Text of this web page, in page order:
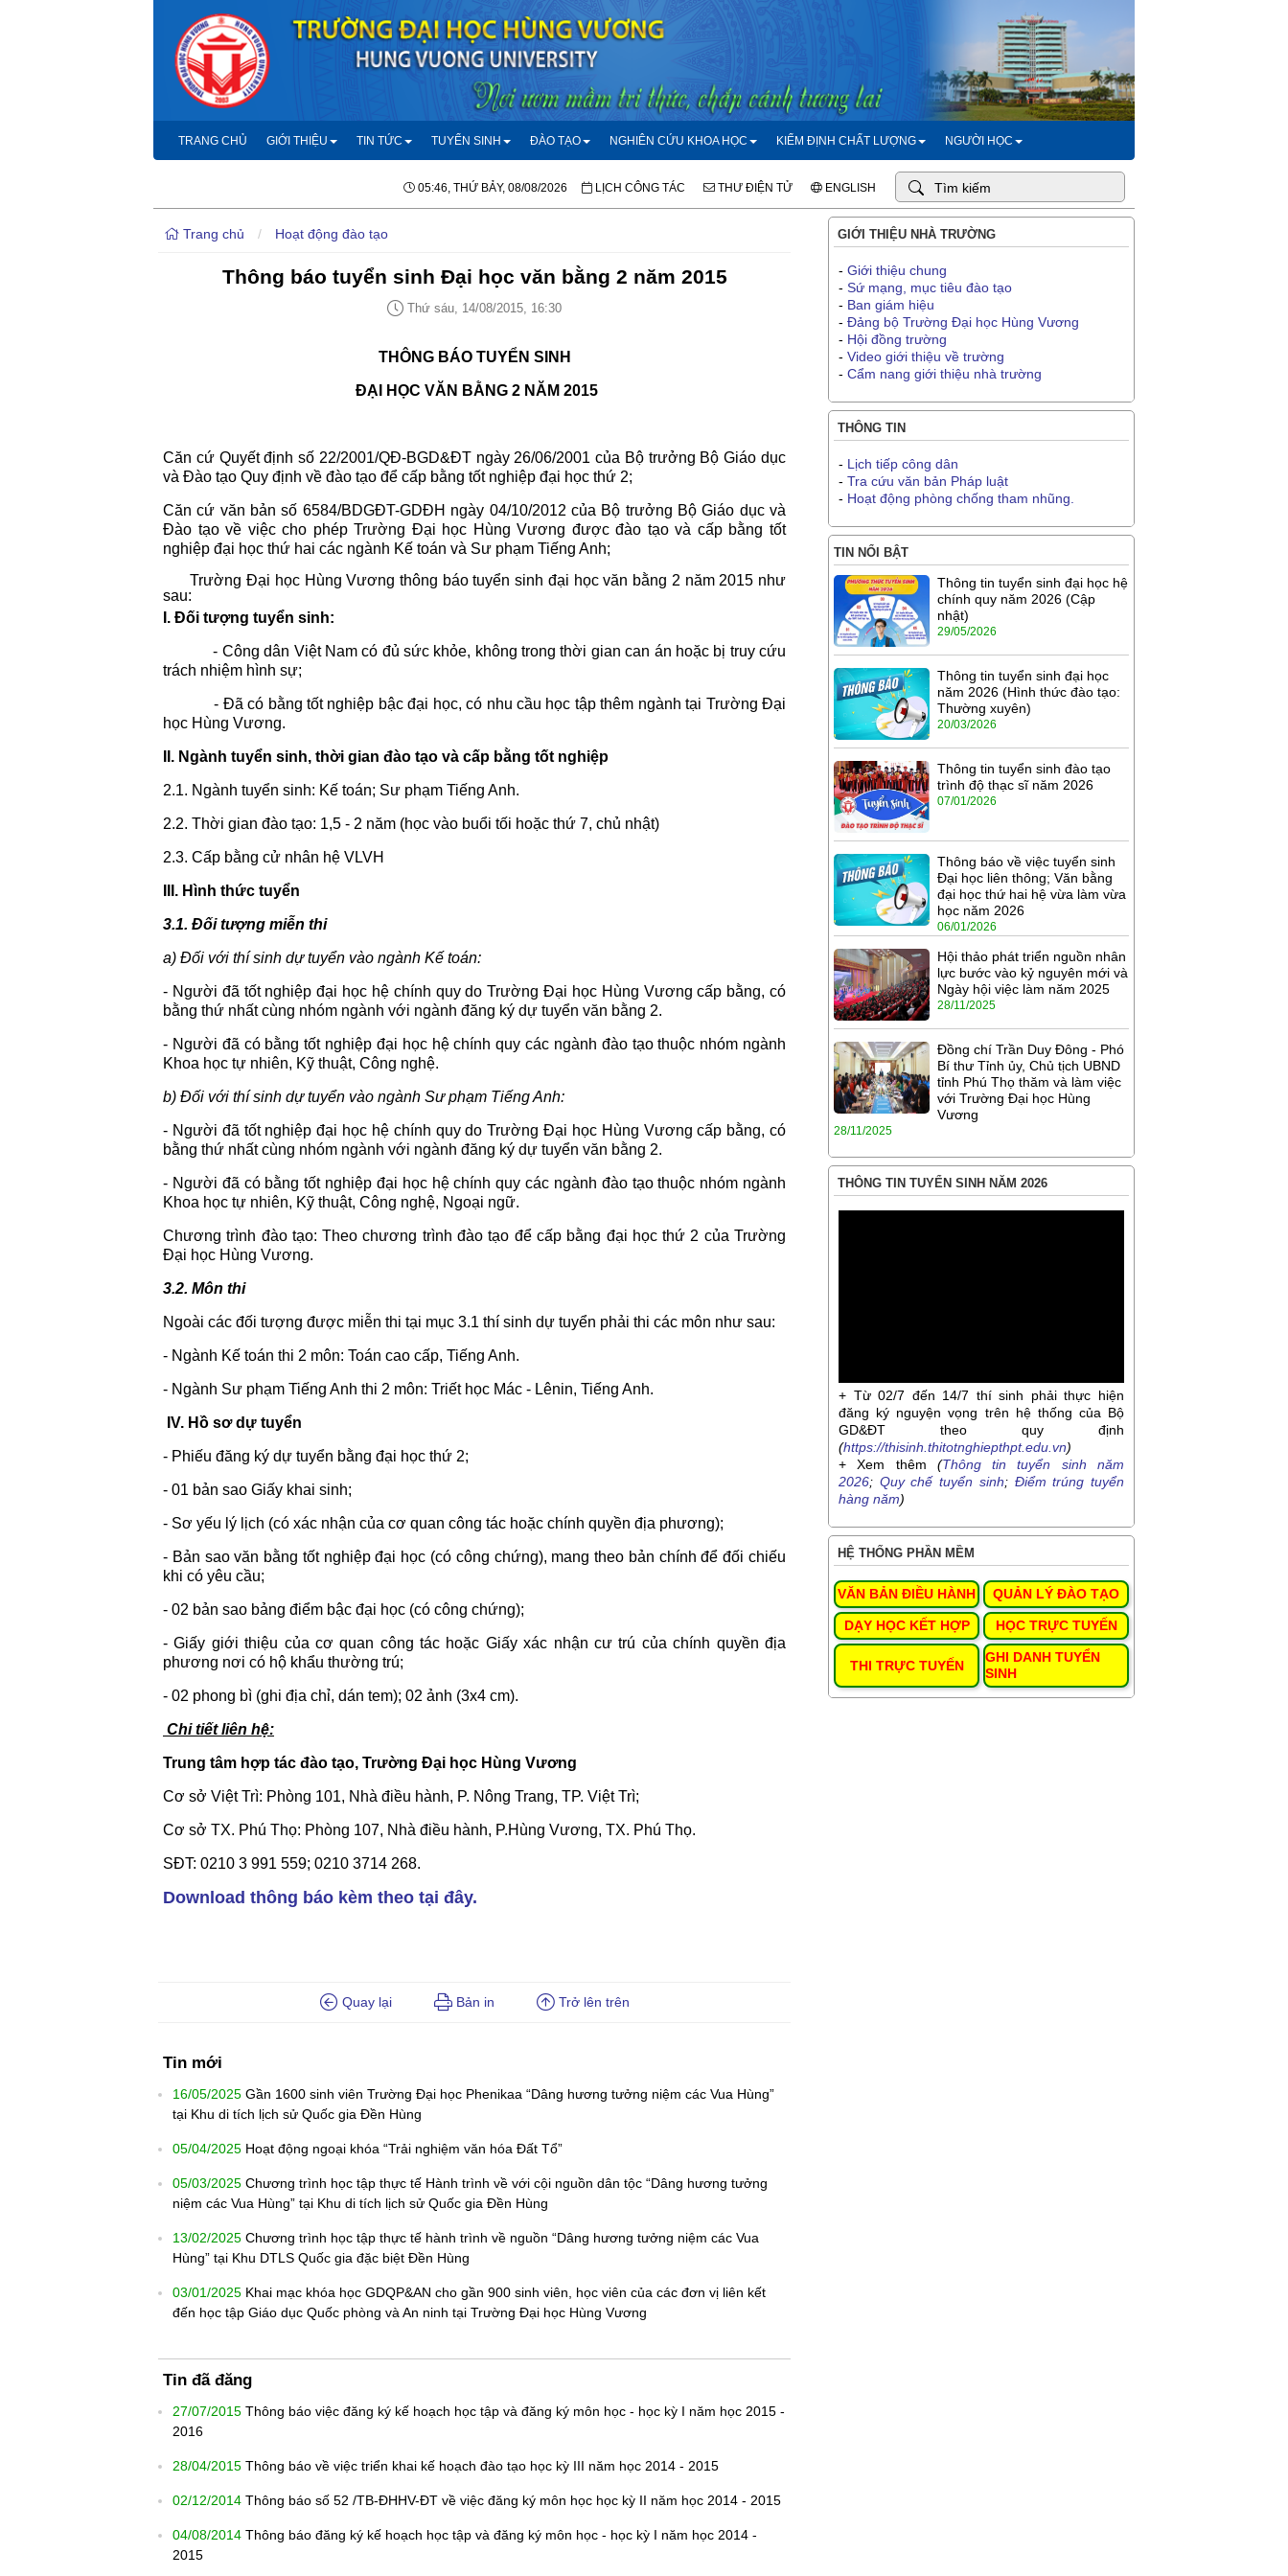
TRANG CHỦ GIỚI THIỆU TIN TỨC TUYỂN SINH ĐÀO TẠO NGHIÊN CỨU KHOA HỌC KIỂM ĐỊNH CHẤT LƯỢNG NGƯỜI HỌC
05:46, THỨ BẢY, 08/08/2026 LỊCH CÔNG TÁC THƯ ĐIỆN TỬ ENGLISH
Trang chủ / Hoạt động đào tạo
Thông báo tuyển sinh Đại học văn bằng 2 năm 2015
Thứ sáu, 14/08/2015, 16:30
THÔNG BÁO TUYỂN SINH
ĐẠI HỌC VĂN BẰNG 2 NĂM 2015
Căn cứ Quyết định số 22/2001/QĐ-BGD&ĐT ngày 26/06/2001 của Bộ trưởng Bộ Giáo dục
và Đào tạo Quy định về đào tạo để cấp bằng tốt nghiệp đại học thứ 2;
Căn cứ văn bản số 6584/BDGĐT-GDĐH ngày 04/10/2012 của Bộ trưởng Bộ Giáo dục và
Đào tạo về việc cho phép Trường Đại học Hùng Vương được đào tạo và cấp bằng tốt
nghiệp đại học thứ hai các ngành Kế toán và Sư phạm Tiếng Anh;
Trường Đại học Hùng Vương thông báo tuyển sinh đại học văn bằng 2 năm 2015 như
sau:
I. Đối tượng tuyển sinh:
- Công dân Việt Nam có đủ sức khỏe, không trong thời gian can án hoặc bị truy cứu
trách nhiệm hình sự;
- Đã có bằng tốt nghiệp bậc đại học, có nhu cầu học tập thêm ngành tại Trường Đại
học Hùng Vương.
II. Ngành tuyển sinh, thời gian đào tạo và cấp bằng tốt nghiệp
2.1. Ngành tuyển sinh: Kế toán; Sư phạm Tiếng Anh.
2.2. Thời gian đào tạo: 1,5 - 2 năm (học vào buổi tối hoặc thứ 7, chủ nhật)
2.3. Cấp bằng cử nhân hệ VLVH
III. Hình thức tuyển
3.1. Đối tượng miễn thi
a) Đối với thí sinh dự tuyển vào ngành Kế toán:
- Người đã tốt nghiệp đại học hệ chính quy do Trường Đại học Hùng Vương cấp bằng, có
bằng thứ nhất cùng nhóm ngành với ngành đăng ký dự tuyển văn bằng 2.
- Người đã có bằng tốt nghiệp đại học hệ chính quy các ngành đào tạo thuộc nhóm ngành
Khoa học tự nhiên, Kỹ thuật, Công nghệ.
b) Đối với thí sinh dự tuyển vào ngành Sư phạm Tiếng Anh:
- Người đã tốt nghiệp đại học hệ chính quy do Trường Đại học Hùng Vương cấp bằng, có
bằng thứ nhất cùng nhóm ngành với ngành đăng ký dự tuyển văn bằng 2.
- Người đã có bằng tốt nghiệp đại học hệ chính quy các ngành đào tạo thuộc nhóm ngành
Khoa học tự nhiên, Kỹ thuật, Công nghệ, Ngoại ngữ.
Chương trình đào tạo: Theo chương trình đào tạo để cấp bằng đại học thứ 2 của Trường
Đại học Hùng Vương.
3.2. Môn thi
Ngoài các đối tượng được miễn thi tại mục 3.1 thí sinh dự tuyển phải thi các môn như sau:
- Ngành Kế toán thi 2 môn: Toán cao cấp, Tiếng Anh.
- Ngành Sư phạm Tiếng Anh thi 2 môn: Triết học Mác - Lênin, Tiếng Anh.
IV. Hồ sơ dự tuyển
- Phiếu đăng ký dự tuyển bằng đại học thứ 2;
- 01 bản sao Giấy khai sinh;
- Sơ yếu lý lịch (có xác nhận của cơ quan công tác hoặc chính quyền địa phương);
- Bản sao văn bằng tốt nghiệp đại học (có công chứng), mang theo bản chính để đối chiếu
khi có yêu cầu;
- 02 bản sao bảng điểm bậc đại học (có công chứng);
- Giấy giới thiệu của cơ quan công tác hoặc Giấy xác nhận cư trú của chính quyền địa
phương nơi có hộ khẩu thường trú;
- 02 phong bì (ghi địa chỉ, dán tem); 02 ảnh (3x4 cm).
Chi tiết liên hệ:
Trung tâm hợp tác đào tạo, Trường Đại học Hùng Vương
Cơ sở Việt Trì: Phòng 101, Nhà điều hành, P. Nông Trang, TP. Việt Trì;
Cơ sở TX. Phú Thọ: Phòng 107, Nhà điều hành, P.Hùng Vương, TX. Phú Thọ.
SĐT: 0210 3 991 559; 0210 3714 268.
Download thông báo kèm theo tại đây.
Quay lại Bản in Trở lên trên
Tin mới
16/05/2025 Gần 1600 sinh viên Trường Đại học Phenikaa “Dâng hương tưởng niệm các Vua Hùng”
tại Khu di tích lịch sử Quốc gia Đền Hùng
05/04/2025 Hoạt động ngoại khóa “Trải nghiệm văn hóa Đất Tổ”
05/03/2025 Chương trình học tập thực tế Hành trình về với cội nguồn dân tộc “Dâng hương tưởng
niệm các Vua Hùng” tại Khu di tích lịch sử Quốc gia Đền Hùng
13/02/2025 Chương trình học tập thực tế hành trình về nguồn “Dâng hương tưởng niệm các Vua
Hùng” tại Khu DTLS Quốc gia đặc biệt Đền Hùng
03/01/2025 Khai mạc khóa học GDQP&AN cho gần 900 sinh viên, học viên của các đơn vị liên kết
đến học tập Giáo dục Quốc phòng và An ninh tại Trường Đại học Hùng Vương
Tin đã đăng
27/07/2015 Thông báo việc đăng ký kế hoạch học tập và đăng ký môn học - học kỳ I năm học 2015 -
2016
28/04/2015 Thông báo về việc triển khai kế hoạch đào tạo học kỳ III năm học 2014 - 2015
02/12/2014 Thông báo số 52 /TB-ĐHHV-ĐT về việc đăng ký môn học học kỳ II năm học 2014 - 2015
04/08/2014 Thông báo đăng ký kế hoạch học tập và đăng ký môn học - học kỳ I năm học 2014 -
2015
GIỚI THIỆU NHÀ TRƯỜNG
- Giới thiệu chung
- Sứ mạng, mục tiêu đào tạo
- Ban giám hiệu
- Đảng bộ Trường Đại học Hùng Vương
- Hội đồng trường
- Video giới thiệu về trường
- Cẩm nang giới thiệu nhà trường
THÔNG TIN
- Lịch tiếp công dân
- Tra cứu văn bản Pháp luật
- Hoạt động phòng chống tham nhũng.
TIN NỔI BẬT
Thông tin tuyển sinh đại học hệ
chính quy năm 2026 (Cập
nhật)
29/05/2026
Thông tin tuyển sinh đại học
năm 2026 (Hình thức đào tạo:
Thường xuyên)
20/03/2026
Thông tin tuyển sinh đào tạo
trình độ thạc sĩ năm 2026
07/01/2026
Thông báo về việc tuyển sinh
Đại học liên thông; Văn bằng
đại học thứ hai hệ vừa làm vừa
học năm 2026
06/01/2026
Hội thảo phát triển nguồn nhân
lực bước vào kỷ nguyên mới và
Ngày hội việc làm năm 2025
28/11/2025
Đồng chí Trần Duy Đông - Phó
Bí thư Tỉnh ủy, Chủ tịch UBND
tỉnh Phú Thọ thăm và làm việc
với Trường Đại học Hùng
Vương
28/11/2025
THÔNG TIN TUYỂN SINH NĂM 2026
+ Từ 02/7 đến 14/7 thí sinh phải thực hiện
đăng ký nguyện vọng trên hệ thống của Bộ
GD&ĐT theo quy định
(https://thisinh.thitotnghiepthpt.edu.vn)
+ Xem thêm (Thông tin tuyển sinh năm
2026; Quy chế tuyển sinh; Điểm trúng tuyển
hàng năm)
HỆ THỐNG PHẦN MỀM
VĂN BẢN ĐIỀU HÀNH QUẢN LÝ ĐÀO TẠO
DẠY HỌC KẾT HỢP HỌC TRỰC TUYẾN
THI TRỰC TUYẾN
GHI DANH TUYỂN
SINH